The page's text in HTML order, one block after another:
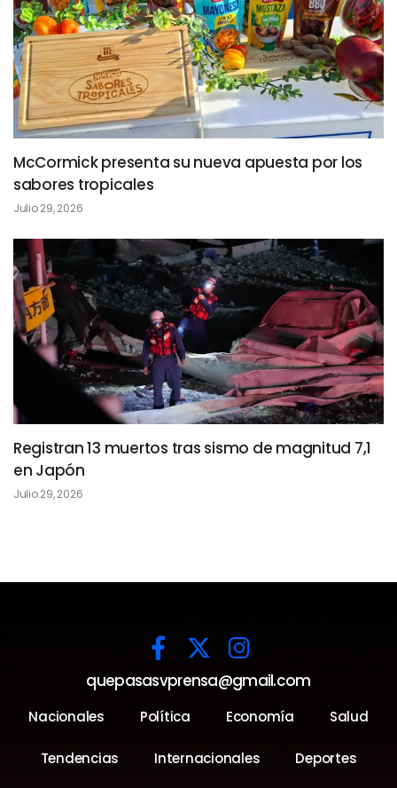
McCormick presenta su nueva apuesta por los
sabores tropicales
Julio 29, 2026
Registran 13 muertos tras sismo de magnitud 7,1
en Japón
Julio 29, 2026
quepasasvprensa@gmail.com
Nacionales Política Economía Salud
Tendencias Internacionales Deportes